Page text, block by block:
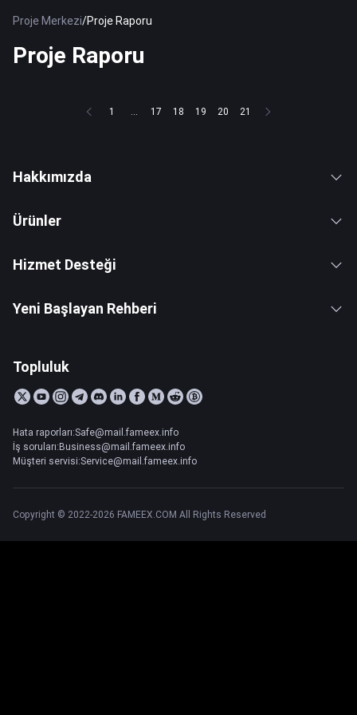
Proje Merkezi/Proje Raporu
Proje Raporu
1 ... 17 18 19 20 21
Hakkımızda
Ürünler
Hizmet Desteği
Yeni Başlayan Rehberi
Topluluk
Hata raporları:Safe@mail.fameex.info
İş soruları:Business@mail.fameex.info
Müşteri servisi:Service@mail.fameex.info
Copyright © 2022-2026 FAMEEX.COM All Rights Reserved